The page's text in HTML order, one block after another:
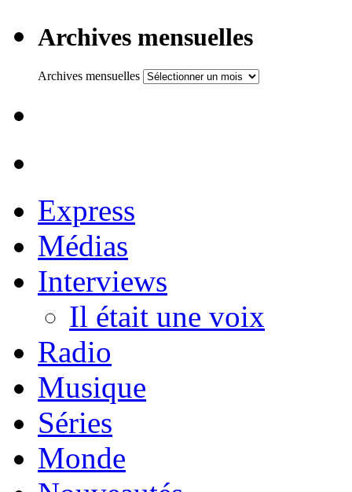
Archives mensuelles
Archives mensuelles
Express
Médias
Interviews
Il était une voix
Radio
Musique
Séries
Monde